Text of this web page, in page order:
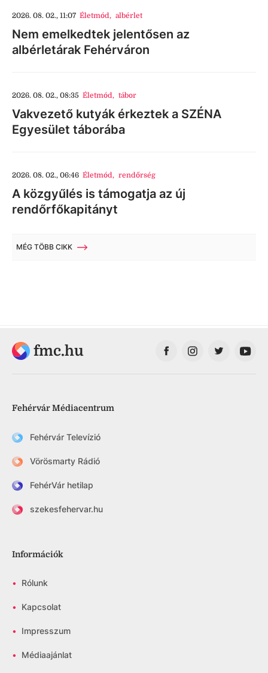
2026. 08. 02., 11:07 Életmód, albérlet
Nem emelkedtek jelentősen az
albérletárak Fehérváron
2026. 08. 02., 08:35 Életmód, tábor
Vakvezető kutyák érkeztek a SZÉNA
Egyesület táborába
2026. 08. 02., 06:46 Életmód, rendőrség
A közgyűlés is támogatja az új
rendőrfőkapitányt
MÉG TÖBB CIKK
fmc.hu
Fehérvár Médiacentrum
Fehérvár Televízió
Vörösmarty Rádió
FehérVár hetilap
szekesfehervar.hu
Információk
• Rólunk
• Kapcsolat
• Impresszum
• Médiaajánlat